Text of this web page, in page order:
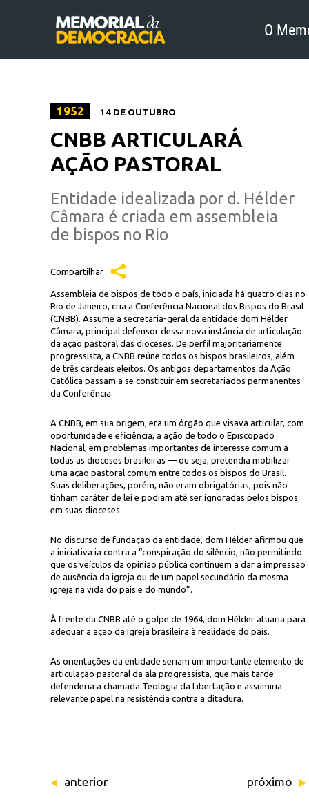
O
1952 14 DE OUTUBRO
CNBB ARTICULARÁ
AÇÃO PASTORAL
Entidade idealizada por d. Hélder
Câmara é criada em assembleia
de bispos no Rio
Compartilhar
Assembleia de bispos de todo o país, iniciada há quatro dias no
Rio de Janeiro, cria a Conferência Nacional dos Bispos do Brasil
(CNBB). Assume a secretaria-geral da entidade dom Hélder
Câmara, principal defensor dessa nova instância de articulação
da ação pastoral das dioceses. De perfil majoritariamente
progressista, a CNBB reúne todos os bispos brasileiros, além
de três cardeais eleitos. Os antigos departamentos da Ação
Católica passam a se constituir em secretariados permanentes
da Conferência.
A CNBB, em sua origem, era um órgão que visava articular, com
oportunidade e eficiência, a ação de todo o Episcopado
Nacional, em problemas importantes de interesse comum a
todas as dioceses brasileiras — ou seja, pretendia mobilizar
uma ação pastoral comum entre todos os bispos do Brasil.
Suas deliberações, porém, não eram obrigatórias, pois não
tinham caráter de lei e podiam até ser ignoradas pelos bispos
em suas dioceses.
No discurso de fundação da entidade, dom Hélder afirmou que
a iniciativa ia contra a “conspiração do silêncio, não permitindo
que os veículos da opinião pública continuem a dar a impressão
de ausência da igreja ou de um papel secundário da mesma
igreja na vida do país e do mundo”.
À frente da CNBB até o golpe de 1964, dom Hélder atuaria para
adequar a ação da Igreja brasileira à realidade do país.
As orientações da entidade seriam um importante elemento de
articulação pastoral da ala progressista, que mais tarde
defenderia a chamada Teologia da Libertação e assumiria
relevante papel na resistência contra a ditadura.
anterior próximo
Rio de Janeiro, em 1955
Agência